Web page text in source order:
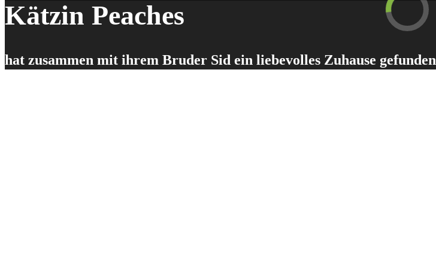
Kätzin Peaches
hat zusammen mit ihrem Bruder Sid ein liebevolles Zuhause gefunden